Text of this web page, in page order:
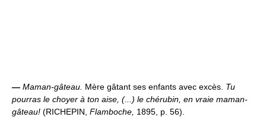
— Maman-gâteau. Mère gâtant ses enfants avec excès. Tu
pourras le choyer à ton aise, (...) le chérubin, en vraie maman-
gâteau! (RICHEPIN, Flamboche, 1895, p. 56).